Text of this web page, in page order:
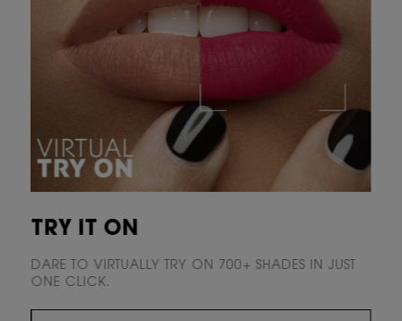
TRY IT ON
DARE TO VIRTUALLY TRY ON 700+ SHADES IN JUST
ONE CLICK.